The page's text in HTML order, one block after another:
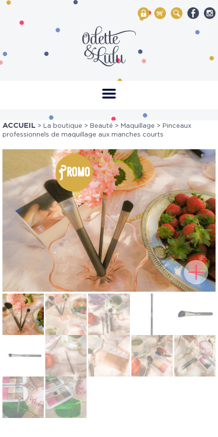
My Account
Mon panier
Rechercher
ACCUEIL > La boutique > Beauté > Maquillage > Pinceaux
professionnels de maquillage aux manches courts
Promo